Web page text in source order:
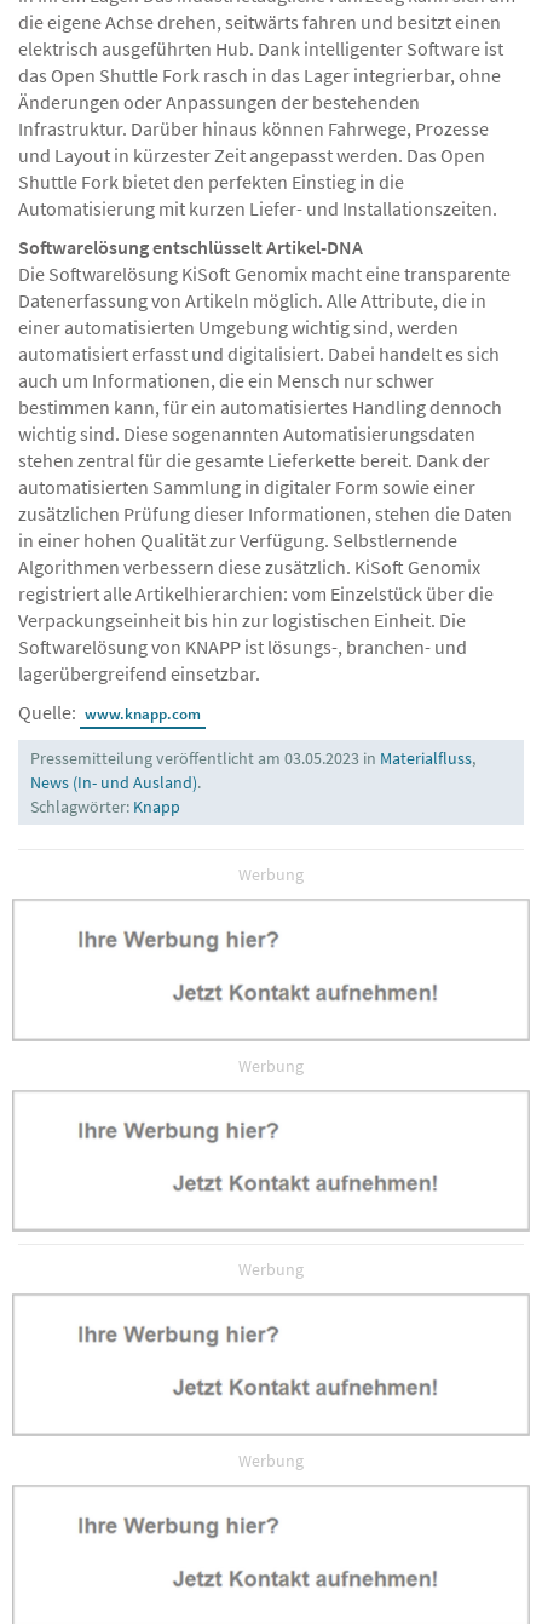
die eigene Achse drehen, seitwärts fahren und besitzt einen
elektrisch ausgeführten Hub. Dank intelligenter Software ist
das Open Shuttle Fork rasch in das Lager integrierbar, ohne
Änderungen oder Anpassungen der bestehenden
Infrastruktur. Darüber hinaus können Fahrwege, Prozesse
und Layout in kürzester Zeit angepasst werden. Das Open
Shuttle Fork bietet den perfekten Einstieg in die
Automatisierung mit kurzen Liefer- und Installationszeiten.
Softwarelösung entschlüsselt Artikel-DNA
Die Softwarelösung KiSoft Genomix macht eine transparente
Datenerfassung von Artikeln möglich. Alle Attribute, die in
einer automatisierten Umgebung wichtig sind, werden
automatisiert erfasst und digitalisiert. Dabei handelt es sich
auch um Informationen, die ein Mensch nur schwer
bestimmen kann, für ein automatisiertes Handling dennoch
wichtig sind. Diese sogenannten Automatisierungsdaten
stehen zentral für die gesamte Lieferkette bereit. Dank der
automatisierten Sammlung in digitaler Form sowie einer
zusätzlichen Prüfung dieser Informationen, stehen die Daten
in einer hohen Qualität zur Verfügung. Selbstlernende
Algorithmen verbessern diese zusätzlich. KiSoft Genomix
registriert alle Artikelhierarchien: vom Einzelstück über die
Verpackungseinheit bis hin zur logistischen Einheit. Die
Softwarelösung von KNAPP ist lösungs-, branchen- und
lagerübergreifend einsetzbar.
Quelle: www.knapp.com
Pressemitteilung veröffentlicht am 03.05.2023 in Materialfluss,
News (In- und Ausland).
Schlagwörter: Knapp
Werbung
Werbung
Werbung
Werbung